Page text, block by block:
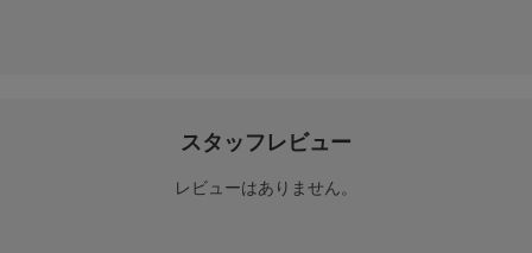
スタッフレビュー
レビューはありません。